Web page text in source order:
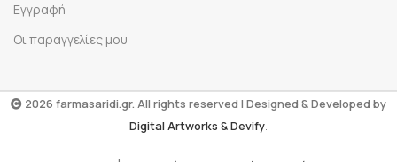
Εγγραφή
Οι παραγγελίες μου
2026 farmasaridi.gr. All rights reserved | Designed & Developed by
Digital Artworks & Devify.